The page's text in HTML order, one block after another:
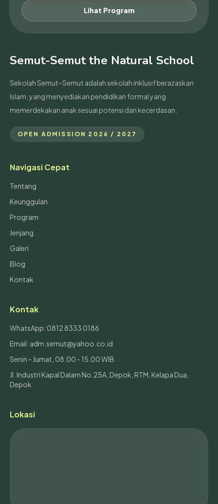
Lihat Program
Semut-Semut the Natural School
Sekolah Semut–Semut adalah sekolah inklusif berazaskan
Islam, yang menyediakan pendidikan formal yang
memerdekakan anak sesuai potensi dan kecerdasan.
OPEN ADMISSION 2026 / 2027
Navigasi Cepat
Tentang
Keunggulan
Program
Jenjang
Galeri
Blog
Kontak
Kontak
WhatsApp: 0812 8333 0186
Email: adm.semut@yahoo.co.id
Senin - Jumat, 08.00 - 15.00 WIB
Jl. Industri Kapal Dalam No.25A, Depok, RTM, Kelapa Dua,
Depok
Lokasi